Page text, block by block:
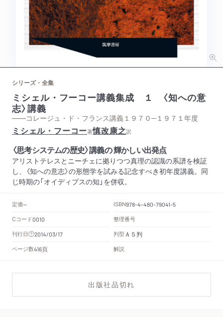
シリーズ・全集
ミシェル・フーコー講義集成 １ 〈知への意
志〉講義
——コレージュ・ド・フランス講義１９７０─１９７１年度
ミシェル・フーコー著慎改康之訳
〈思考システムの歴史〉講義の 輝かしい出発点
アリストテレスとニーチェに拠りつつ真理の認識の系譜を検証
し、〈知への意志〉の形態学を試みる記念すべき初年度講義。同
じ時期の「オイディプスの知」を併収。
定価-- ISBN978-4-480-79041-5
Cコード0010
整理番号
刊行日
2014/03/17 判型Ａ５判
ページ数416頁 解説
出版社品切れ